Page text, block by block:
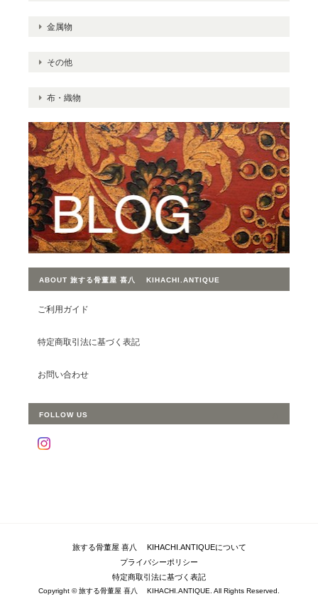
金属物
その他
布・織物
ABOUT 旅する骨董屋 喜八 KIHACHI.ANTIQUE
ご利用ガイド
特定商取引法に基づく表記
お問い合わせ
FOLLOW US
旅する骨董屋 喜八 KIHACHI.ANTIQUEについて
プライバシーポリシー
特定商取引法に基づく表記
Copyright © 旅する骨董屋 喜八 KIHACHI.ANTIQUE. All Rights Reserved.